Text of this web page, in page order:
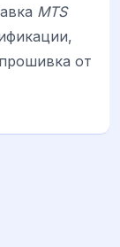
MTS
от